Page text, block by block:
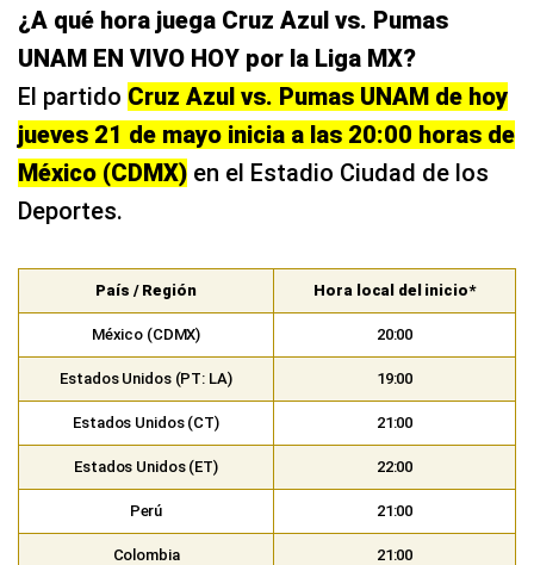
¿A qué hora juega Cruz Azul vs. Pumas
UNAM EN VIVO HOY por la Liga MX?
El partido Cruz Azul vs. Pumas UNAM de hoy
jueves 21 de mayo inicia a las 20:00 horas de
México (CDMX) en el Estadio Ciudad de los
Deportes.
País / Región Hora local del inicio*
México (CDMX) 20:00
Estados Unidos (PT: LA) 19:00
Estados Unidos (CT) 21:00
Estados Unidos (ET) 22:00
Perú 21:00
Colombia 21:00